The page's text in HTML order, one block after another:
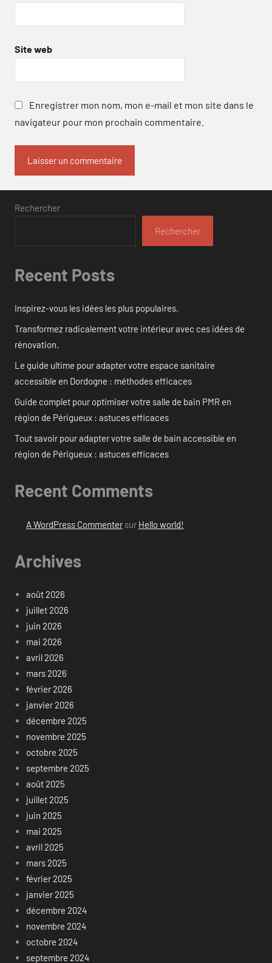
Site web
Enregistrer mon nom, mon e-mail et mon site dans le
navigateur pour mon prochain commentaire.
Rechercher
Rechercher
Recent Posts
Inspirez-vous les idées les plus populaires.
Transformez radicalement votre intérieur avec ces idées de
rénovation.
Le guide ultime pour adapter votre espace sanitaire
accessible en Dordogne : méthodes efficaces
Guide complet pour optimiser votre salle de bain PMR en
région de Périgueux : astuces efficaces
Tout savoir pour adapter votre salle de bain accessible en
région de Périgueux : astuces efficaces
Recent Comments
A WordPress Commentersur Hello world!
Archives
août 2026
juillet 2026
juin 2026
mai 2026
avril 2026
mars 2026
février 2026
janvier 2026
décembre 2025
novembre 2025
octobre 2025
septembre 2025
août 2025
juillet 2025
juin 2025
mai 2025
avril 2025
mars 2025
février 2025
janvier 2025
décembre 2024
novembre 2024
octobre 2024
septembre 2024